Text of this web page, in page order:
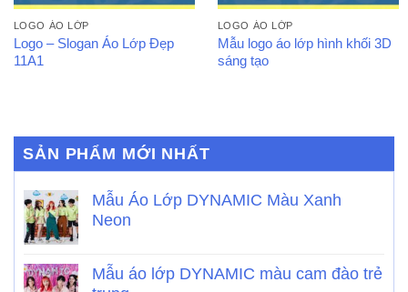
LOGO ÁO LỚP
Logo – Slogan Áo Lớp Đẹp
11A1
LOGO ÁO LỚP
Mẫu logo áo lớp hình khối 3D
sáng tạo
SẢN PHẨM MỚI NHẤT
Mẫu Áo Lớp DYNAMIC Màu Xanh
Neon
Mẫu áo lớp DYNAMIC màu cam đào trẻ